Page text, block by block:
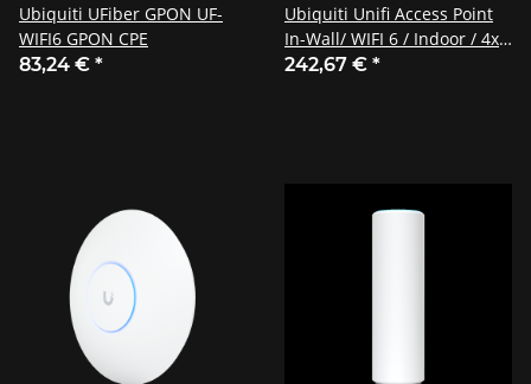
Ubiquiti UFiber GPON UF-
WIFI6 GPON CPE
83,24 € *
Ubiquiti Unifi Access Point
In-Wall/ WIFI 6 / Indoor / 4x4
MU-MIMO / U6-IW
242,67 € *